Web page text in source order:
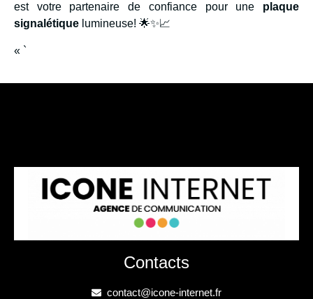
est votre partenaire de confiance pour une plaque
signalétique lumineuse! 🌟✨📈
« `
Contacts
contact@icone-internet.fr